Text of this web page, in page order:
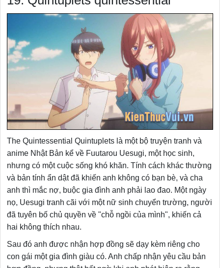
The Quintessential Quintuplets là một bộ truyện tranh và
anime Nhật Bản kể về Fuutarou Uesugi, một học sinh,
nhưng có một cuộc sống khó khăn. Tính cách khác thường
và bản tính ẩn dật đã khiến anh không có bạn bè, và cha
anh thì mắc nợ, buộc gia đình anh phải lao đao. Một ngày
nọ, Uesugi tranh cãi với một nữ sinh chuyển trường, người
đã tuyên bố chủ quyền về "chỗ ngồi của mình", khiến cả
hai không thích nhau.
Sau đó anh được nhận hợp đồng sẽ dạy kèm riêng cho
con gái một gia đình giàu có. Anh chấp nhận yêu cầu bản